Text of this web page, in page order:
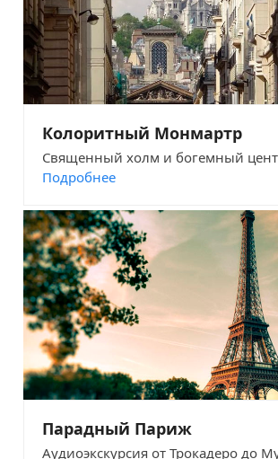
Колоритный Монмартр
Священный холм и богемный
Подробнее
Парадный Париж
Аудиоэкскурсия от Трокадеро до